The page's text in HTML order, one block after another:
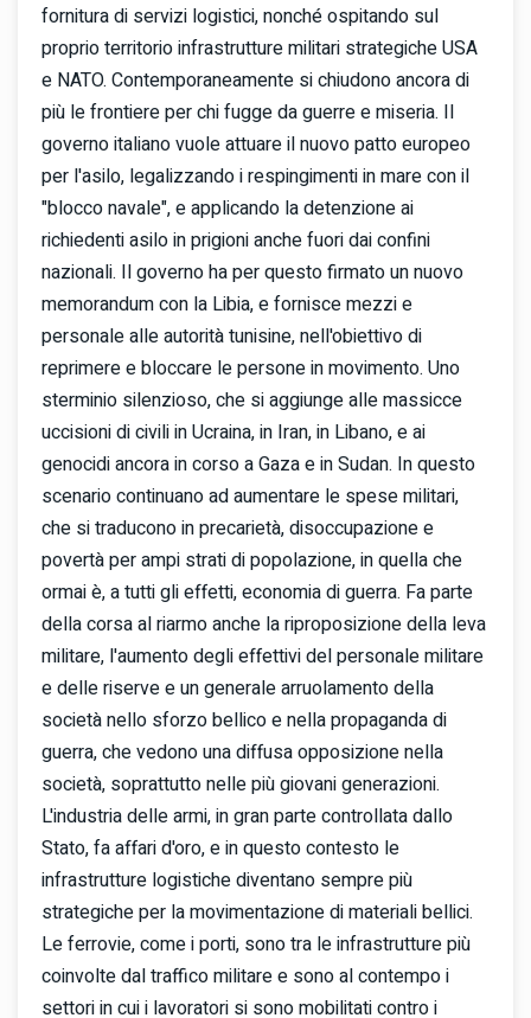
fornitura di servizi logistici, nonché ospitando sul
proprio territorio infrastrutture militari strategiche USA
e NATO. Contemporaneamente si chiudono ancora di
più le frontiere per chi fugge da guerre e miseria. Il
governo italiano vuole attuare il nuovo patto europeo
per l'asilo, legalizzando i respingimenti in mare con il
"blocco navale", e applicando la detenzione ai
richiedenti asilo in prigioni anche fuori dai confini
nazionali. Il governo ha per questo firmato un nuovo
memorandum con la Libia, e fornisce mezzi e
personale alle autorità tunisine, nell'obiettivo di
reprimere e bloccare le persone in movimento. Uno
sterminio silenzioso, che si aggiunge alle massicce
uccisioni di civili in Ucraina, in Iran, in Libano, e ai
genocidi ancora in corso a Gaza e in Sudan. In questo
scenario continuano ad aumentare le spese militari,
che si traducono in precarietà, disoccupazione e
povertà per ampi strati di popolazione, in quella che
ormai è, a tutti gli effetti, economia di guerra. Fa parte
della corsa al riarmo anche la riproposizione della leva
militare, l'aumento degli effettivi del personale militare
e delle riserve e un generale arruolamento della
società nello sforzo bellico e nella propaganda di
guerra, che vedono una diffusa opposizione nella
società, soprattutto nelle più giovani generazioni.
L'industria delle armi, in gran parte controllata dallo
Stato, fa affari d'oro, e in questo contesto le
infrastrutture logistiche diventano sempre più
strategiche per la movimentazione di materiali bellici.
Le ferrovie, come i porti, sono tra le infrastrutture più
coinvolte dal traffico militare e sono al contempo i
settori in cui i lavoratori si sono mobilitati contro i